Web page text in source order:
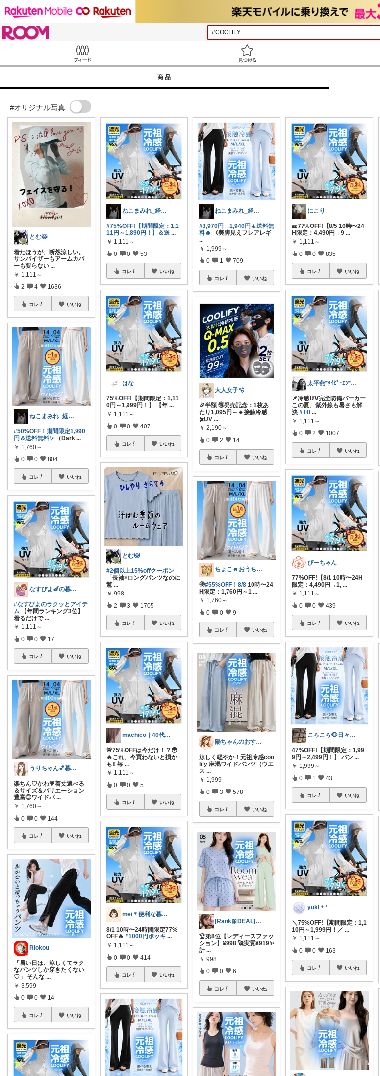
商品
#オリジナル写真
とむ🐱
​着たほうが、断然涼しい。
サンバイザーもアームカバ
ーも要らない ...
￥ 1,111～
2 4 1636
コレ いいね
ねこまみれ_経由感謝致します🐈
#50%OFF！期間限定1,990
円＆送料無料✨ （Dark ...
￥ 1,760～
0 0 804
コレ いいね
なすぴよ🍆の暮らしラクッとROOM⭐️
#なすぴよのラクッとアイテ
ム 【年間ランキング3位】
着るだけで ...
￥ 1,111～
0 0 17
コレ いいね
うりちゃん💕暮らし🏡キッズ👶ママ
楽ちん♡かわ💗着丈選べる
＆サイズ＆バリエーション
豊富◎ワイドパ ...
￥ 1,760～
0 0 144
コレ いいね
Riokou
「暑い日は、涼しくてラク
なパンツしか穿きたくない
♡」 そんな ...
￥ 3,599
0 0 14
コレ いいね
ねこまみれ_経由感謝致します🐈
#75%OFF!【期間限定：1,1
11円～1,890円！】＆送 ...
￥ 1,111～
0 0 53
コレ いいね
はな
75%OFF!【期間限定：1,11
0円～1,999円！】 【年 ...
￥ 1,111～
0 0 407
コレ いいね
とむ🐱
#2個以上15%offクーポン
「長袖×ロングパンツなのに
驚 ...
￥ 998
2 3 1705
コレ いいね
machico｜40代 転勤族パート主婦
🚨75%OFFは今だけ！？😳
🔥これ、今買わないと損か
も‼️ 毎 ...
￥ 1,111～
0 0 5
コレ いいね
mei＊便利な暮らし🌸かわいいもの
8/1 10時〜24時間限定77%
OFF🔥#1000円ポッキ ...
￥ 1,111～
0 0 414
コレ いいね
ねこまみれ_経由感謝致します🐈
#3,970円→1,940円＆送料無
料🔥 《美脚見えフレアレギ
...
￥ 1,999～
0 1 709
コレ いいね
大人女子🫧
🎉半額 🉐発売記念：1枚あ
たり1,095円～🔹接触冷感
✖️UV ...
￥ 2,190～
0 2 14
コレ いいね
ちょこ☻おうち時間充実🏠アイテム
🉐#55%OFF！8/8 10時〜24
H限定：1,760円～1 ...
￥ 1,760～
0 0 9
コレ いいね
陽ちゃんのおすすめROOM
涼しく軽やか！元祖冷感coo
lify 麻混ワイドパンツ（ウエ
ス ...
￥ 1,999
0 3 578
コレ いいね
[Rank🎀DEAL]毎日コレ@ano
🏆第8位【レディースファッ
ション】¥998 🚀実質¥919✨
計 ...
￥ 998
0 0 6
コレ いいね
にこり
🎫77%OFF!【8/5 10時〜24
H限定：4,490円→9 ...
￥ 1,111～
0 0 835
コレ いいね
太平燕*ﾀｲﾋﾟｰｴﾝ*熊本は負けんバイ
📌冷感𝗨𝗩完全防備パーカー
この夏、紫外線も暑さも解
決#𝟭𝟬 ...
￥ 1,111～
0 2 1007
コレ いいね
ぴーちゃん
77%OFF!【8/1 10時〜24H
限定：4,490円→1, ...
￥ 1,111～
0 0 439
コレ いいね
ころころ🐵日々皆様に感謝🙇
47%OFF!【期間限定：1,99
9円～2,499円！】 パン ...
￥ 1,999～
0 1 43
コレ いいね
yuki＊°
＼75%OFF!【期間限定：1,1
10円～1,999円！／...
￥ 1,111～
0 0 163
コレ いいね